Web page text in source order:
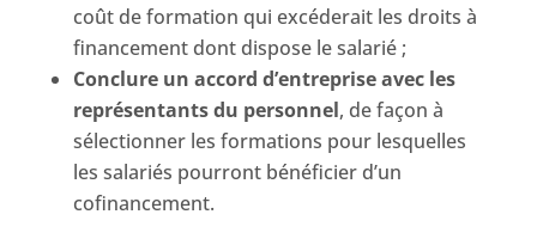
coût de formation qui excéderait les droits à
financement dont dispose le salarié ;
Conclure un accord d’entreprise avec les
représentants du personnel, de façon à
sélectionner les formations pour lesquelles
les salariés pourront bénéficier d’un
cofinancement.